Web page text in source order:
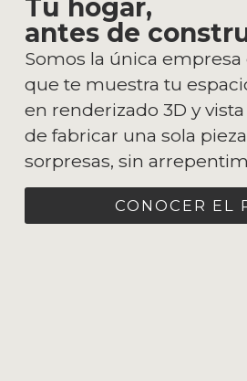
Tu hogar,
antes de
Somos la única
que te muestra tu
en renderizado 3D y vista
de fabricar una sola
sorpresas, sin
CONOCER EL